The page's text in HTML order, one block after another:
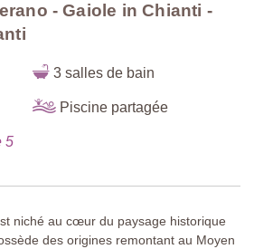
- Gaiole in Chianti -
3 salles de bain
Piscine partagée
5
niché au cœur du paysage historique
des origines remontant au Moyen